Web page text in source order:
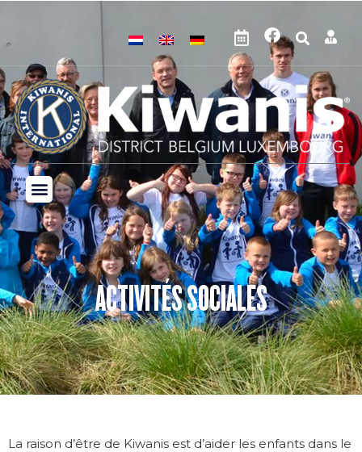
ACTIVITÉS SOCIALES
La raison d’être de Kiwanis est d’aider les enfants dans le